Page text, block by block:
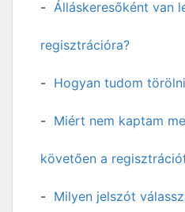
Álláskeresőként van
regisztrációra?
Hogyan tudom
Miért nem kaptam
követően a
Milyen jelszót